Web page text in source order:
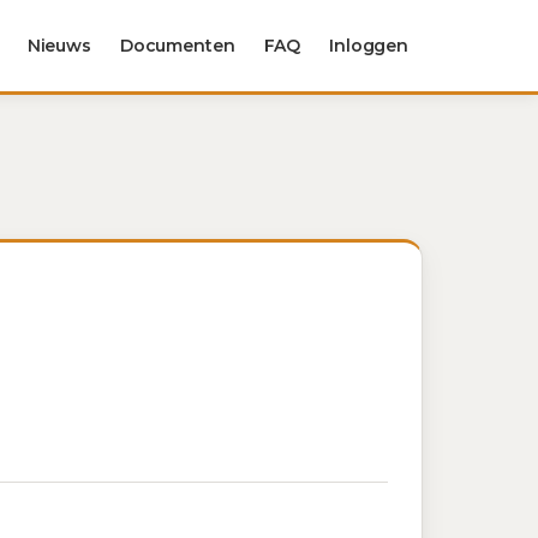
Nieuws Documenten FAQ Inloggen